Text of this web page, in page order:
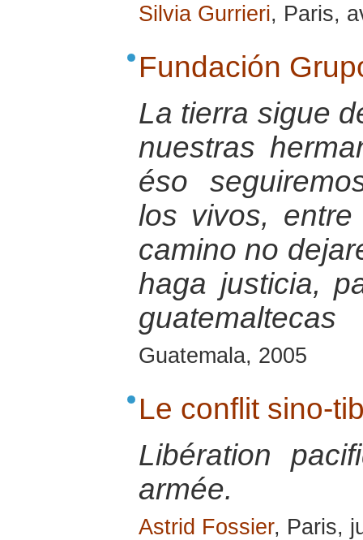
Silvia Gurrieri, Paris,
Fundación
La tierra sigue
nuestras
éso
los vivos,
camino no
haga justicia,
guatemaltecas
Guatemala, 2005
Le conflit sino-
Libération
armée.
Astrid Fossier, Paris,